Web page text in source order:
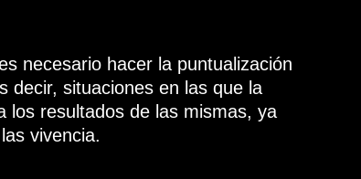
necesario hacer la puntualización
decir, situaciones en las que la
los resultados de las mismas, ya
vivencia.